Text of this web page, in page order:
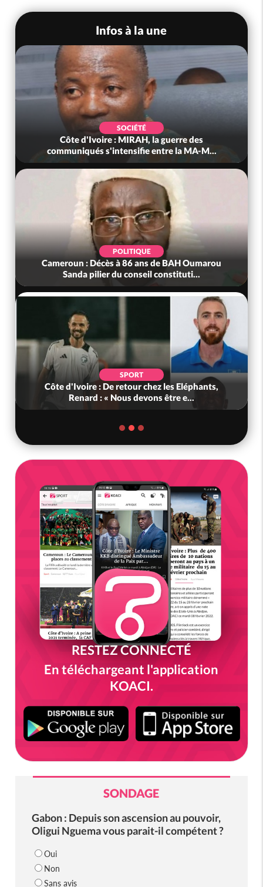
Infos à la une
SOCIÉTÉ
Côte d'Ivoire : MIRAH, la guerre des
communiqués s'intensifie entre la MA-M...
POLITIQUE
Cameroun : Décès à 86 ans de BAH Oumarou
Sanda pilier du conseil constituti...
SPORT
Côte d'Ivoire : De retour chez les Eléphants,
Renard : « Nous devons être e...
RESTEZ CONNECTÉ
En téléchargeant l'application
KOACI.
SONDAGE
Gabon : Depuis son ascension au pouvoir,
Oligui Nguema vous parait-il compétent ?
Oui
Non
Sans avis